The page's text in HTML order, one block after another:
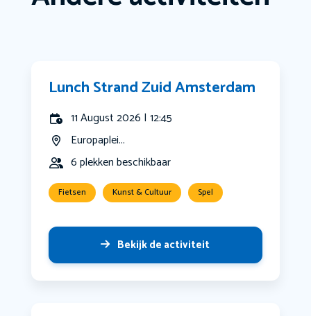
Lunch Strand Zuid Amsterdam
11 August 2026 | 12:45
Europaplei...
6 plekken beschikbaar
Fietsen Kunst & Cultuur Spel
Bekijk de activiteit